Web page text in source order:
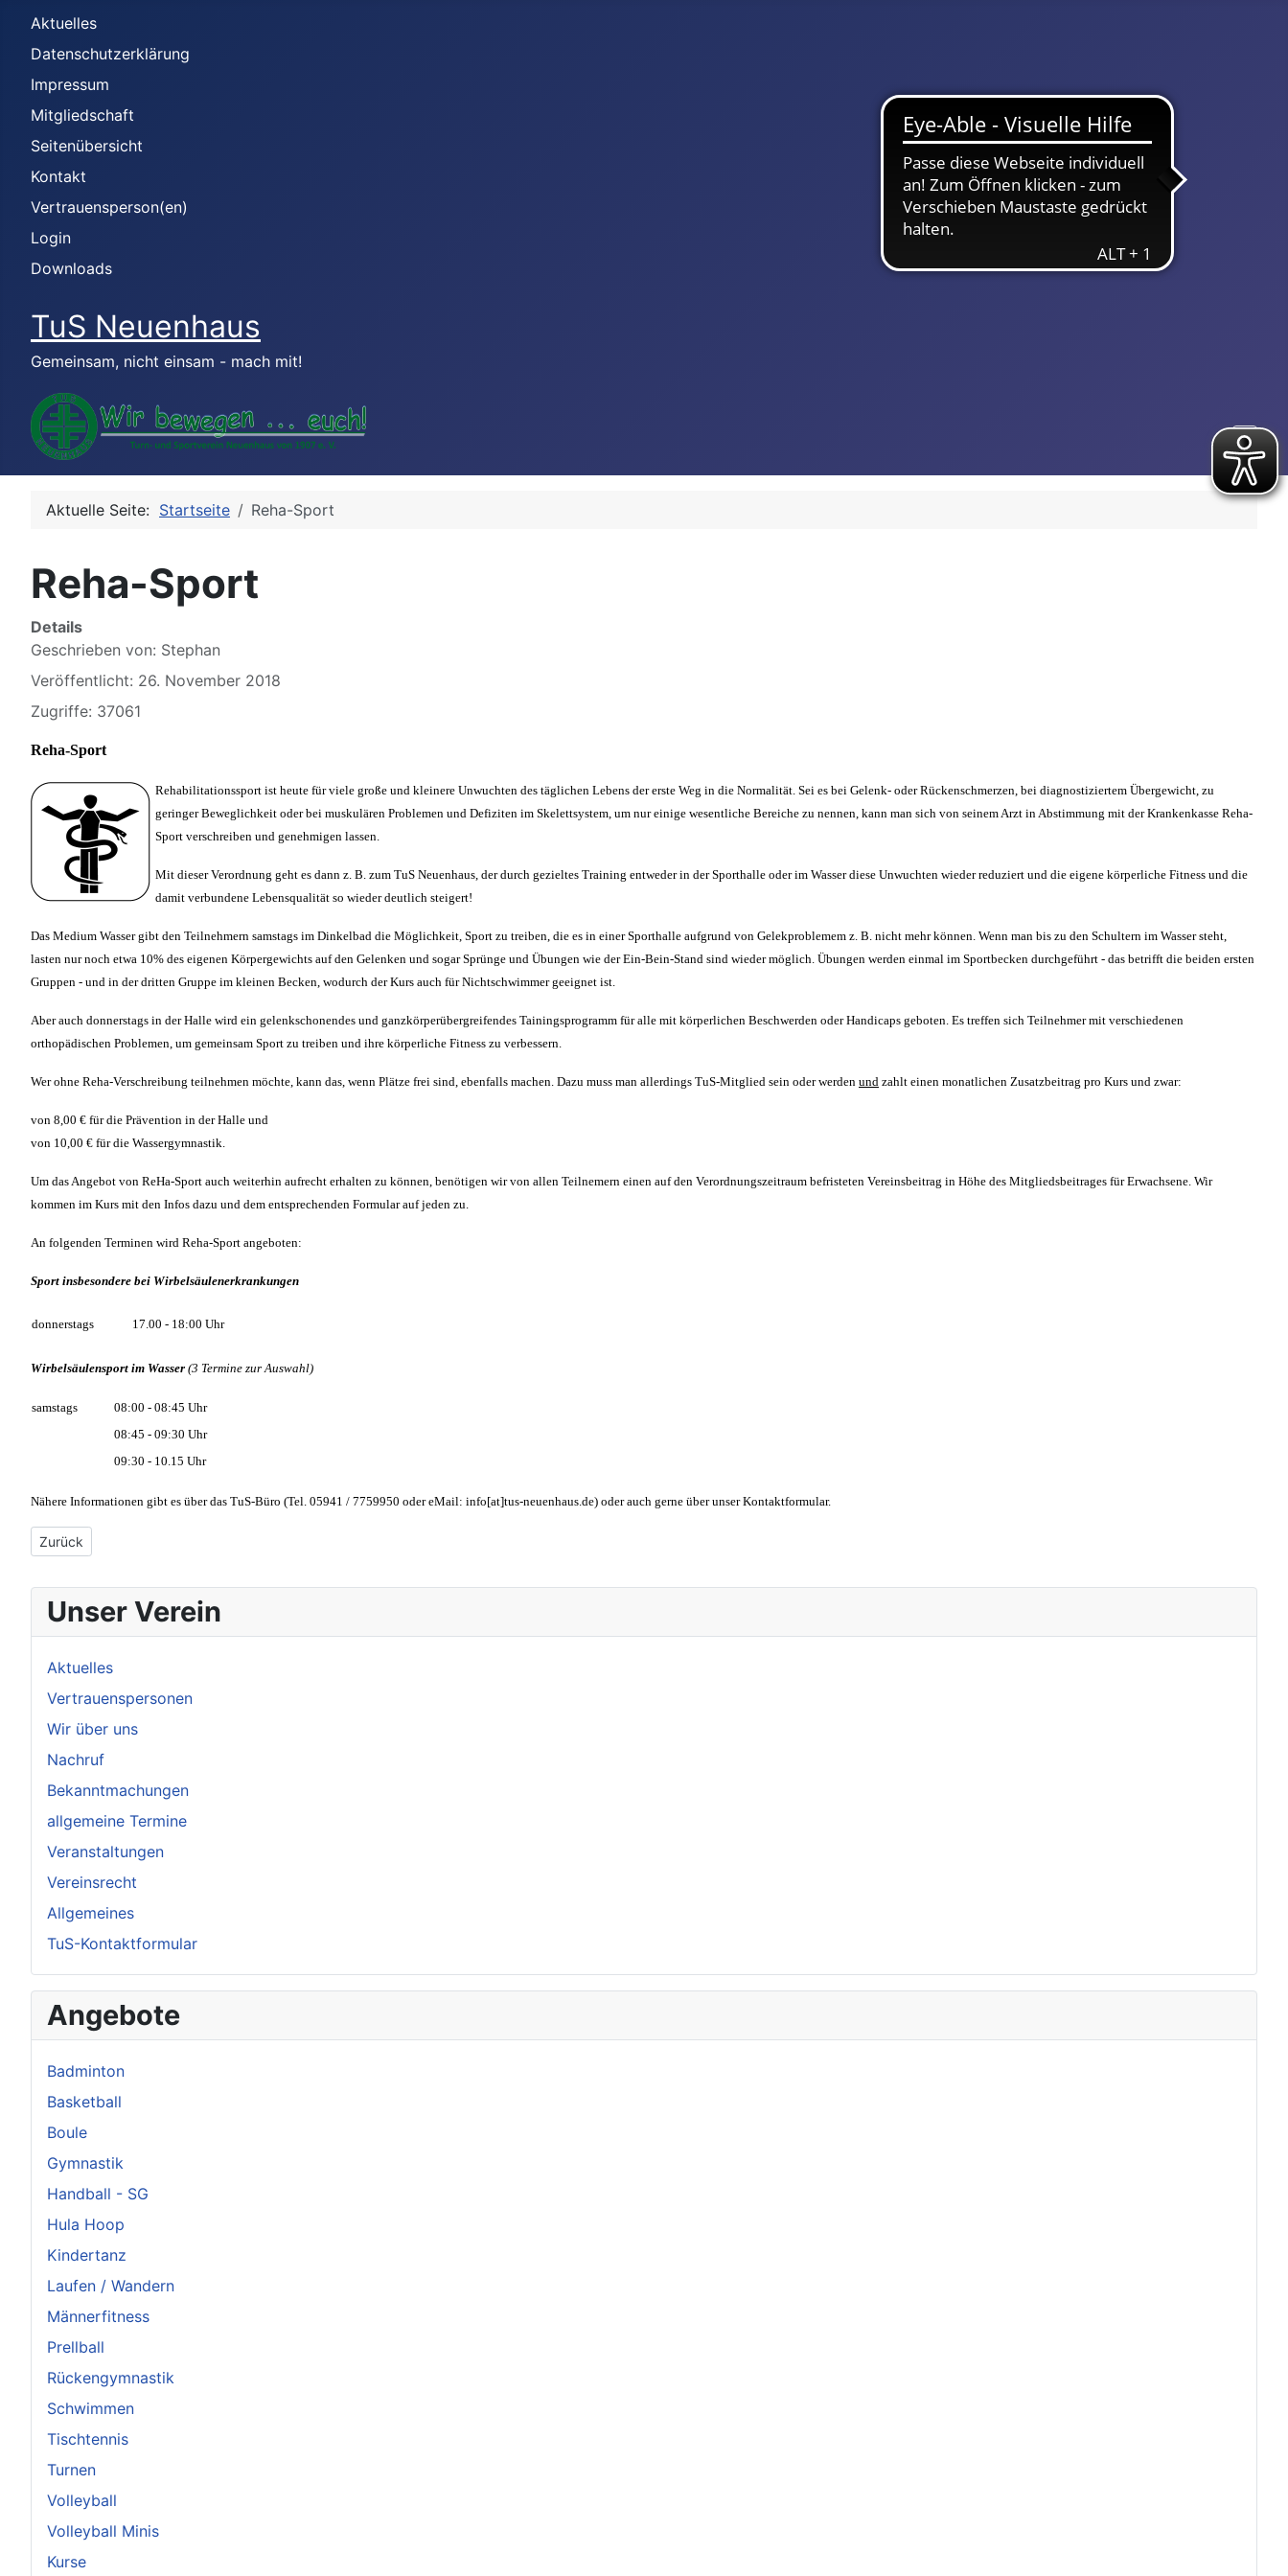
Aktuelles
Datenschutzerklärung
Impressum
Mitgliedschaft
Seitenübersicht
Kontakt
Vertrauensperson(en)
Login
Downloads
TuS Neuenhaus
Gemeinsam, nicht einsam - mach mit!
Unser Verein
Aktuelles
Vertrauenspersonen
Wir über uns
Nachruf
Bekanntmachungen
allgemeine Termine
Veranstaltungen
Vereinsrecht
Allgemeines
TuS-Kontaktformular
Angebote
Badminton
Basketball
Boule
Gymnastik
Handball - SG
Hula Hoop
Kindertanz
Laufen / Wandern
Männerfitness
Prellball
Rückengymnastik
Schwimmen
Tischtennis
Turnen
Volleyball
Volleyball Minis
Kurse
Aktuelle Seite: Startseite Reha-Sport
Reha-Sport
Details
Geschrieben von: Stephan
Veröffentlicht: 26. November 2018
Zugriffe: 37061
Reha-Sport
Rehabilitationssport ist heute für viele große und kleinere Unwuchten des täglichen Lebens der erste Weg in die Normalität. Sei es bei Gelenk- oder Rückenschmerzen, bei diagnostiziertem Übergewicht, zu
geringer Beweglichkeit oder bei muskulären Problemen und Defiziten im Skelettsystem, um nur einige wesentliche Bereiche zu nennen, kann man sich von seinem Arzt in Abstimmung mit der Krankenkasse Reha-
Sport verschreiben und genehmigen lassen.
Mit dieser Verordnung geht es dann z. B. zum TuS Neuenhaus, der durch gezieltes Training entweder in der Sporthalle oder im Wasser diese Unwuchten wieder reduziert und die eigene körperliche Fitness und die
damit verbundene Lebensqualität so wieder deutlich steigert!
Das Medium Wasser gibt den Teilnehmern samstags im Dinkelbad die Möglichkeit, Sport zu treiben, die es in einer Sporthalle aufgrund von Gelekproblemem z. B. nicht mehr können. Wenn man bis zu den Schultern im Wasser steht,
lasten nur noch etwa 10% des eigenen Körpergewichts auf den Gelenken und sogar Sprünge und Übungen wie der Ein-Bein-Stand sind wieder möglich. Übungen werden einmal im Sportbecken durchgeführt - das betrifft die beiden ersten
Gruppen - und in der dritten Gruppe im kleinen Becken, wodurch der Kurs auch für Nichtschwimmer geeignet ist.
Aber auch donnerstags in der Halle wird ein gelenkschonendes und ganzkörperübergreifendes Tainingsprogramm für alle mit körperlichen Beschwerden oder Handicaps geboten. Es treffen sich Teilnehmer mit verschiedenen
orthopädischen Problemen, um gemeinsam Sport zu treiben und ihre körperliche Fitness zu verbessern.
Wer ohne Reha-Verschreibung teilnehmen möchte, kann das, wenn Plätze frei sind, ebenfalls machen. Dazu muss man allerdings TuS-Mitglied sein oder werden und zahlt einen monatlichen Zusatzbeitrag pro Kurs und zwar:
von 8,00 € für die Prävention in der Halle und
von 10,00 € für die Wassergymnastik.
Um das Angebot von ReHa-Sport auch weiterhin aufrecht erhalten zu können, benötigen wir von allen Teilnemern einen auf den Verordnungszeitraum befristeten Vereinsbeitrag in Höhe des Mitgliedsbeitrages für Erwachsene. Wir
kommen im Kurs mit den Infos dazu und dem entsprechenden Formular auf jeden zu.
An folgenden Terminen wird Reha-Sport angeboten:
Sport insbesondere bei Wirbelsäulenerkrankungen
donnerstags 17.00 - 18:00 Uhr
Wirbelsäulensport im Wasser (3 Termine zur Auswahl)
samstags
08:00 - 08:45 Uhr
08:45 - 09:30 Uhr
09:30 - 10.15 Uhr
Nähere Informationen gibt es über das TuS-Büro (Tel. 05941 / 7759950 oder eMail: info[at]tus-neuenhaus.de) oder auch gerne über unser Kontaktformular.
Vorheriger Beitrag: Rehasport mit Gerhilde
Zurück